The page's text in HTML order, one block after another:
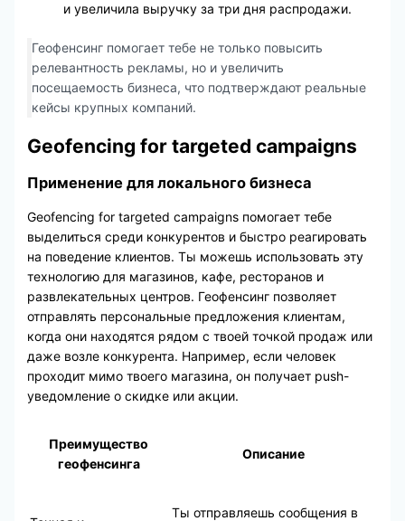
и увеличила выручку за три дня распродажи.
Геофенсинг помогает тебе не только повысить
релевантность рекламы, но и увеличить
посещаемость бизнеса, что подтверждают реальные
кейсы крупных компаний.
Geofencing for targeted campaigns
Применение для локального бизнеса
Geofencing for targeted campaigns помогает тебе
выделиться среди конкурентов и быстро реагировать
на поведение клиентов. Ты можешь использовать эту
технологию для магазинов, кафе, ресторанов и
развлекательных центров. Геофенсинг позволяет
отправлять персональные предложения клиентам,
когда они находятся рядом с твоей точкой продаж или
даже возле конкурента. Например, если человек
проходит мимо твоего магазина, он получает push-
уведомление о скидке или акции.
Преимущество
геофенсинга
Описание
Ты отправляешь сообщения в